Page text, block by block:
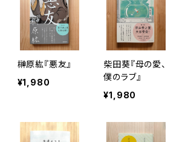
榊原紘『悪友』
¥1,980
柴田葵『母の愛、
僕のラブ』
¥1,980